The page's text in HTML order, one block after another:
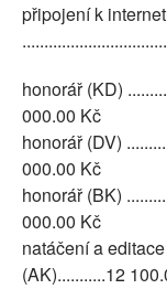
připojení k
honorář (KD)
000.00 Kč
honorář (DV)
000.00 Kč
honorář (BK)
000.00 Kč
natáčení a
(AK)...........12